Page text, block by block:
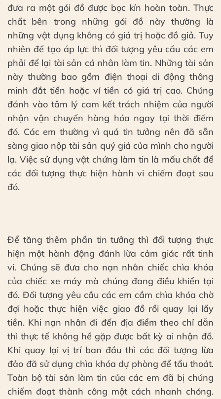
đưa ra một gói đồ được bọc kín hoàn toàn. Thực
chất bên trong những gói đồ này thường là
những vật dụng không có giá trị hoặc đồ giả. Tuy
nhiên để tạo áp lực thì đối tượng yêu cầu các em
phải để lại tài sản cá nhân làm tin. Những tài sản
này thường bao gồm điện thoại di động thông
minh đắt tiền hoặc ví tiền có giá trị cao. Chúng
đánh vào tâm lý cam kết trách nhiệm của người
nhận vận chuyển hàng hóa ngay tại thời điểm
đó. Các em thường vì quá tin tưởng nên đã sẵn
sàng giao nộp tài sản quý giá của mình cho người
lạ. Việc sử dụng vật chứng làm tin là mấu chốt để
các đối tượng thực hiện hành vi chiếm đoạt sau
đó.
Để tăng thêm phần tin tưởng thì đối tượng thực
hiện một hành động đánh lừa cảm giác rất tinh
vi. Chúng sẽ đưa cho nạn nhân chiếc chìa khóa
của chiếc xe máy mà chúng đang điều khiển tại
đó. Đối tượng yêu cầu các em cầm chìa khóa chờ
đợi hoặc thực hiện việc giao đồ rồi quay lại lấy
tiền. Khi nạn nhân đi đến địa điểm theo chỉ dẫn
thì thực tế không hề gặp được bất kỳ ai nhận đồ.
Khi quay lại vị trí ban đầu thì các đối tượng lừa
đảo đã sử dụng chìa khóa dự phòng để tẩu thoát.
Toàn bộ tài sản làm tin của các em đã bị chúng
chiếm đoạt thành công một cách nhanh chóng.